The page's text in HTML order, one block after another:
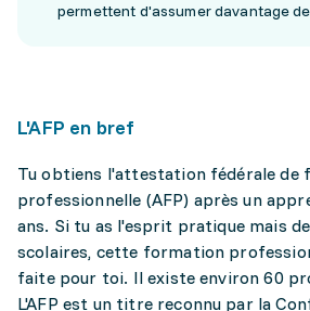
permettent d'assumer davantage
L'AFP en bref
Tu obtiens l'attestation fédérale de
professionnelle (AFP) après un
ans. Si tu as l'esprit pratique mais
scolaires, cette formation
faite pour toi. Il existe environ 60
L'AFP est un titre reconnu par la